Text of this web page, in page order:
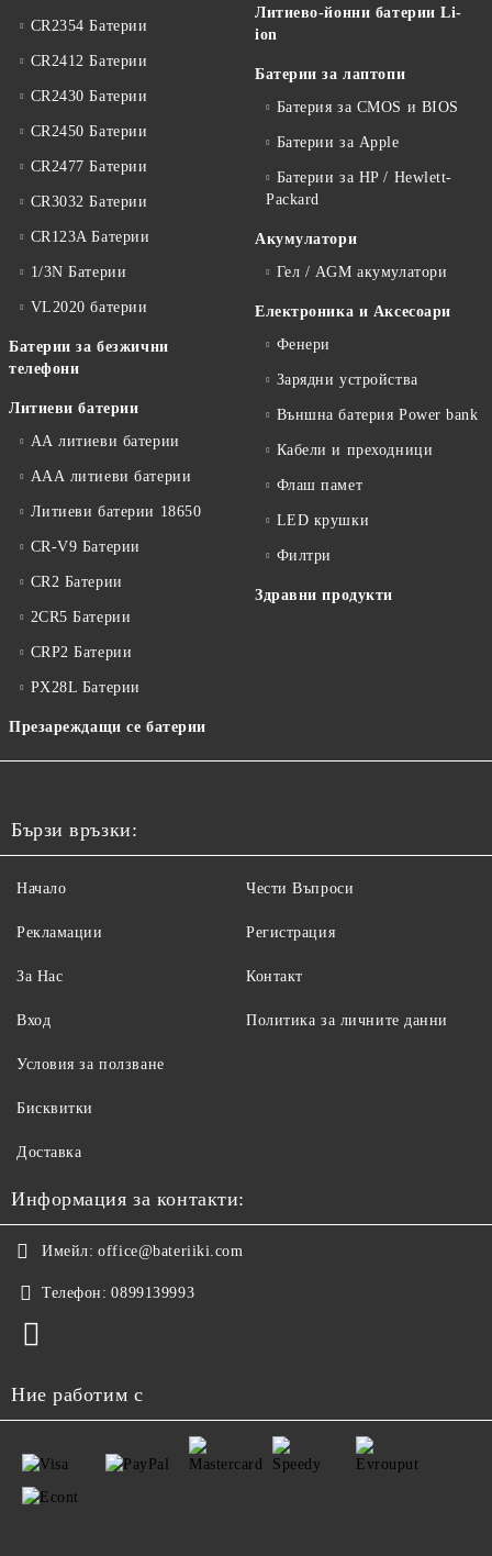
CR2354 Батерии
CR2412 Батерии
CR2430 Батерии
CR2450 Батерии
CR2477 Батерии
CR3032 Батерии
CR123A Батерии
1/3N Батерии
VL2020 батерии
Батерии за безжични
телефони
Литиеви батерии
АА литиеви батерии
ААА литиеви батерии
Литиеви батерии 18650
CR-V9 Батерии
CR2 Батерии
2CR5 Батерии
CRP2 Батерии
PX28L Батерии
Презареждащи се батерии
Литиево-йонни батерии Li-
ion
Батерии за лаптопи
Батерия за CMOS и BIOS
Батерии за Apple
Батерии за HP / Hewlett-
Packard
Акумулатори
Гел / AGM акумулатори
Електроника и Аксесоари
Фенери
Зарядни устройства
Външна батерия Power bank
Кабели и преходници
Флаш памет
LED крушки
Филтри
Здравни продукти
Бързи връзки:
Начало
Рекламации
За Нас
Вход
Чести Въпроси
Регистрация
Контакт
Политика за личните данни
Условия за ползване
Бисквитки
Доставка
Информация за контакти:
Имейл: office@bateriiki.com
Телефон: 0899139993
Ние работим с